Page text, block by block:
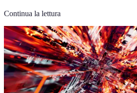
Continua la lettura